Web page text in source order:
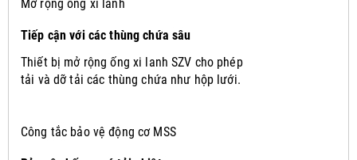
Mở rộng ống xi lanh
Tiếp cận với các thùng chứa sâu
Thiết bị mở rộng ống xi lanh SZV cho phép
tải và dỡ tải các thùng chứa như hộp lưới.
Công tắc bảo vệ động cơ MSS